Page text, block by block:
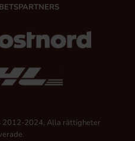
2012-2024, Alla rättigheter